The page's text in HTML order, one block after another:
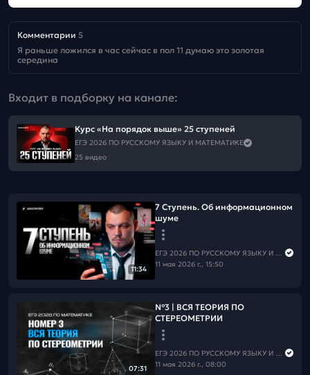
Комментарии 5
Я раньше ложился в час сейчас в пол 11 думаю это золотая
середина
Входит в подборку на канале:
Курс «На порядок выше» 25 ступеней
ЕГЭ 2026 ПО РУССКОМУ ЯЗЫКУ И МАТЕМАТИКЕ
25 видео
11:34
7 Ступень. Об информационном
шуме
ЕГЭ 2026 ПО РУССКОМУ ЯЗЫКУ И МАТЕМАТИКЕ
11 мая 2026 г., 15:50
07:31
№3 | ВСЯ ТЕОРИЯ ПО
СТЕРЕОМЕТРИИ
ЕГЭ 2026 ПО РУССКОМУ ЯЗЫКУ И МАТЕМАТИКЕ
11 мая 2026 г., 08:00